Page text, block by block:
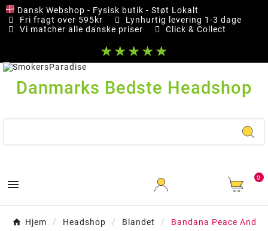
Dansk Webshop - Fysisk butik - Støt Lokalt
Fri fragt over 595kr
Lynhurtig levering 1-3 dage
Vi matcher alle danske priser
Click & Collect
★★★★★
Danmarks Bedste Headshop
 0
Hjem Headshop Blandet
Bandana Peace And